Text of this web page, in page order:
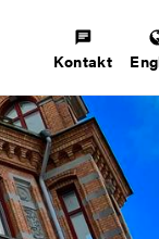
Kontakt